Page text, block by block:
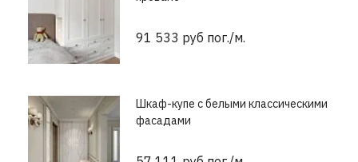
91 533 руб пог./м.
Шкаф-купе с белыми классическими
фасадами